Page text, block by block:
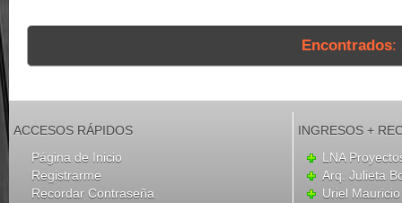
Encontrados:
ACCESOS RÁPIDOS
Página de Inicio
Registrarme
Recordar Contraseña
INGRESOS +
LNA
Arq. Julieta
Uriel